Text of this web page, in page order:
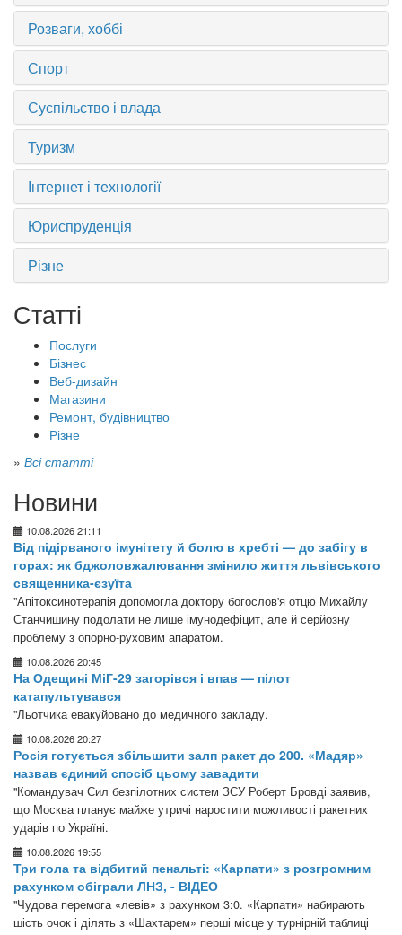
Розваги, хоббі
Спорт
Суспільство і влада
Туризм
Інтернет і технології
Юриспруденція
Різне
Статті
Послуги
Бізнес
Веб-дизайн
Магазини
Ремонт, будівництво
Різне
» Всі статті
Новини
10.08.2026 21:11
Від підірваного імунітету й болю в хребті — до забігу в
горах: як бджоловжалювання змінило життя львівського
священника-єзуїта
"Апітоксинотерапія допомогла доктору богослов'я отцю Михайлу
Станчишину подолати не лише імунодефіцит, але й серйозну
проблему з опорно-руховим апаратом.
10.08.2026 20:45
На Одещині МіГ-29 загорівся і впав — пілот
катапультувався
"Льотчика евакуйовано до медичного закладу.
10.08.2026 20:27
Росія готується збільшити залп ракет до 200. «Мадяр»
назвав єдиний спосіб цьому завадити
"Командувач Сил безпілотних систем ЗСУ Роберт Бровді заявив,
що Москва планує майже утричі наростити можливості ракетних
ударів по Україні.
10.08.2026 19:55
Три гола та відбитий пенальті: «Карпати» з розгромним
рахунком обіграли ЛНЗ, - ВІДЕО
"Чудова перемога «левів» з рахунком 3:0. «Карпати» набирають
шість очок і ділять з «Шахтарем» перші місце у турнірній таблиці